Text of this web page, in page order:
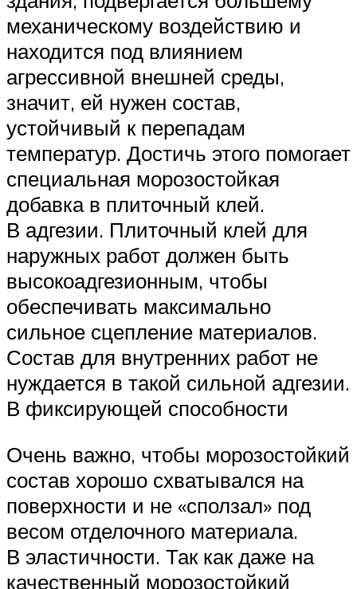
механическому воздействию и
находится под влиянием
агрессивной внешней среды,
значит, ей нужен состав,
устойчивый к перепадам
температур. Достичь этого помогает
специальная морозостойкая
добавка в плиточный клей.
В адгезии. Плиточный клей для
наружных работ должен быть
высокоадгезионным, чтобы
обеспечивать максимально
сильное сцепление материалов.
Состав для внутренних работ не
нуждается в такой сильной адгезии.
В фиксирующей способности
Очень важно, чтобы морозостойкий
состав хорошо схватывался на
поверхности и не «сползал» под
весом отделочного материала.
В эластичности. Так как даже на
качественный морозостойкий